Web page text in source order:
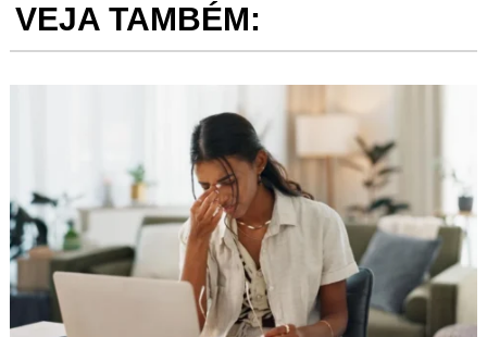
VEJA TAMBÉM: